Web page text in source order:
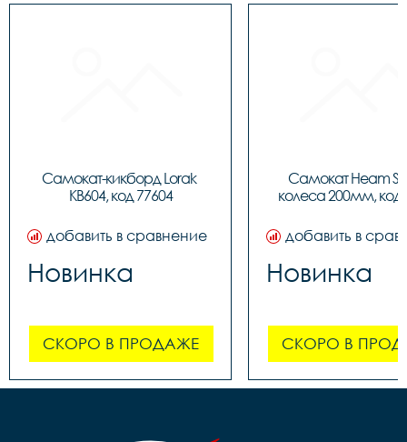
Самокат-кикборд Lorak
KB604, код 77604
добавить в сравнение
Новинка
СКОРО В ПРОДАЖЕ
Самокат Heam
колеса 200мм, код
добавить в
Новинка
СКОРО В